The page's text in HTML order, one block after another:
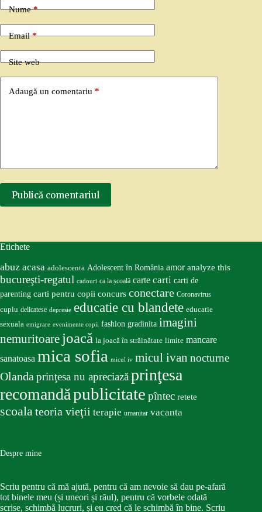
Nume*
Email*
Site web
Adaugă un comentariu *
Publică comentariul
Etichete
abuz acasa adolescenta Adolescent în România amor analyze this
bucureşti-regatul cadouri ca la școală carte carti carti de
parenting carti pentru copii concurs conectare Coronavirus
cuplu delicatese depresie educatie cu blandete educatie
sexuala emigrare evenimente copii fashion gradinita imagini
nemuritoare joacă la joacă în străinătate limite mancare
sanatoasa mica sofia micul iv micul ivan nocturne
Olandaprinţesa nu apreciazăprinţesa
recomandăpublicitate pîntec retete
scoalateoria vieţii terapie umanitar vacanta
Despre mine
Scriu pentru că mă ajută, pentru că am nevoie să dau pe-afară
tot binele meu (și uneori și răul), pentru că vorbele odată
scrise, schimbă lucruri, și eu cred că le schimbă în bine. Scriu